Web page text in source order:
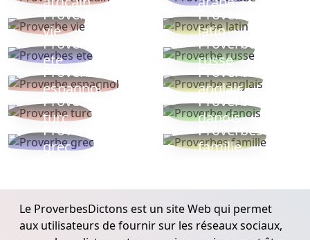
Proverbe
vie
Proverbe
latin
Proverbes
ete
Proverbe
russe
Proverbe
espagnol
Proverbe
anglais
Proverbe
turc
Proverbe
danois
Proverbe
grec
Proverbes
famille
Le ProverbesDictons est un site Web qui permet
aux utilisateurs de fournir sur les réseaux sociaux,